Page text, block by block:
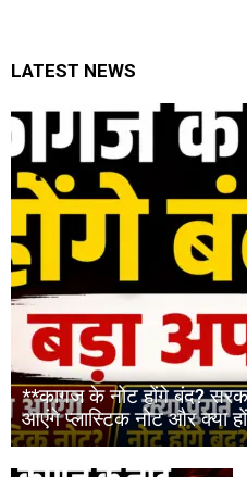
LATEST NEWS
**कागज के नोट होंगे बंद?
आएंगे प्लास्टिक नोट और क्या